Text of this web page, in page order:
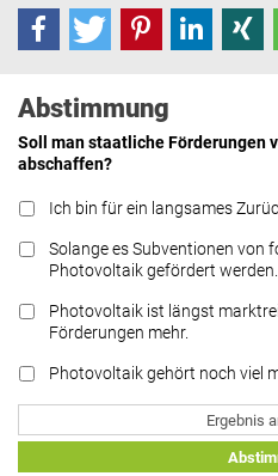
Abstimmung
Soll man staatliche Förderungen
abschaffen?
Ich bin für ein langsames
Solange es Subventionen von
Photovoltaik gefördert werden.
Photovoltaik ist längst
Förderungen mehr.
Photovoltaik gehört noch viel
Ergebnis